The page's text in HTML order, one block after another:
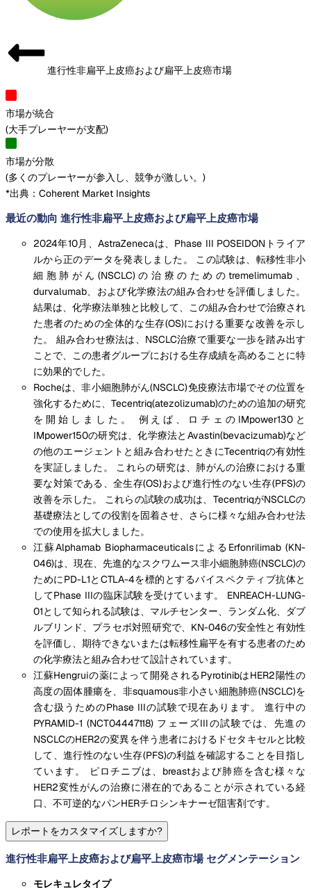
進行性非扁平上皮癌および扁平上皮癌市場
市場が統合
(大手プレーヤーが支配)
市場が分散
(多くのプレーヤーが参入し、競争が激しい。 )
*出典：Coherent Market Insights
最近の動向 進行性非扁平上皮癌および扁平上皮癌市場
2024年10月、AstraZenecaは、Phase III POSEIDONトライア
ルから正のデータを発表しました。 この試験は、転移性非小
細胞肺がん(NSCLC)の治療のためのtremelimumab、
durvalumab、および化学療法の組み合わせを評価しました。
結果は、化学療法単独と比較して、この組み合わせで治療され
た患者のための全体的な生存(OS)における重要な改善を示し
た。 組み合わせ療法は、NSCLC治療で重要な一歩を踏み出す
ことで、この患者グループにおける生存成績を高めることに特
に効果的でした。
Rocheは、非小細胞肺がん(NSCLC)免疫療法市場でその位置を
強化するために、Tecentriq(atezolizumab)のための追加の研究
を開始しました。 例えば、ロチェのIMpower130と
IMpower150の研究は、化学療法とAvastin(bevacizumab)など
の他のエージェントと組み合わせたときにTecentriqの有効性
を実証しました。 これらの研究は、肺がんの治療における重
要な対策である、全生存(OS)および進行性のない生存(PFS)の
改善を示した。 これらの試験の成功は、TecentriqがNSCLCの
基礎療法としての役割を固着させ、さらに様々な組み合わせ法
での使用を拡大しました。
江蘇Alphamab BiopharmaceuticalsによるErfonrilimab (KN-
046)は、現在、先進的なスクワムース非小細胞肺癌(NSCLC)の
ためにPD-L1とCTLA-4を標的とするバイスペクティブ抗体と
してPhase IIIの臨床試験を受けています。 ENREACH-LUNG-
01として知られる試験は、マルチセンター、ランダム化、ダブ
ルブリンド、プラセボ対照研究で、KN-046の安全性と有効性
を評価し、期待できないまたは転移性扁平を有する患者のため
の化学療法と組み合わせて設計されています。
江蘇Hengruiの薬によって開発されるPyrotinibはHER2陽性の
高度の固体腫瘍を、非squamous非小さい細胞肺癌(NSCLC)を
含む扱うためのPhase IIIの試験で現在あります。 進行中の
PYRAMID-1 (NCT04447118) フェーズIIIの試験では、先進の
NSCLCのHER2の変異を伴う患者におけるドセタキセルと比較
して、進行性のない生存(PFS)の利益を確認することを目指し
ています。 ピロチニブは、breastおよび肺癌を含む様々な
HER2変性がんの治療に潜在的であることが示されている経
口、不可逆的なパンHERチロシンキナーゼ阻害剤です。
レポートをカスタマイズしますか?
進行性非扁平上皮癌および扁平上皮癌市場 セグメンテーション
モレキュレタイプ